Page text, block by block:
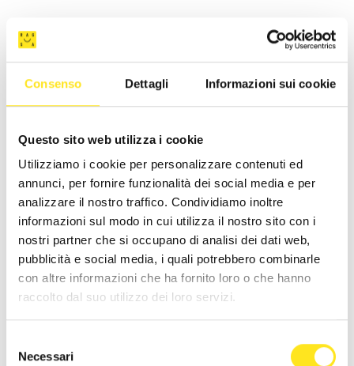
Consenso Dettagli Informazioni sui cookie
Questo sito web utilizza i cookie
Utilizziamo i cookie per personalizzare contenuti ed
annunci, per fornire funzionalità dei social media e per
analizzare il nostro traffico. Condividiamo inoltre
informazioni sul modo in cui utilizza il nostro sito con i
nostri partner che si occupano di analisi dei dati web,
pubblicità e social media, i quali potrebbero combinarle
con altre informazioni che ha fornito loro o che hanno
raccolto dal suo utilizzo dei loro servizi.
delNecessari
CASA ARDITO
Richiedi informazioni